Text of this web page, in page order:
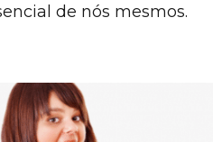
de nós mesmos.